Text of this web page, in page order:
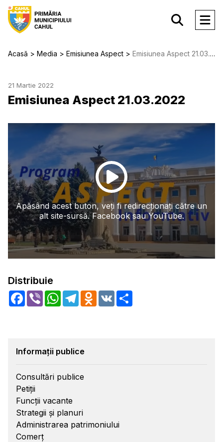
Acasă Media Emisiunea Aspect Emisiunea Aspect 21.03.2022
21 Martie 2022
Emisiunea Aspect 21.03.2022
Apăsând acest buton, veți fi redirecționați către un
alt site-sursă. Facebook sau YouTube.
Distribuie
Facebook
Viber WhatsApp
TelegramOdnoklassniki
VK
Informații publice
Consultări publice
Petiții
Funcții vacante
Strategii și planuri
Administrarea patrimoniului
Comerț